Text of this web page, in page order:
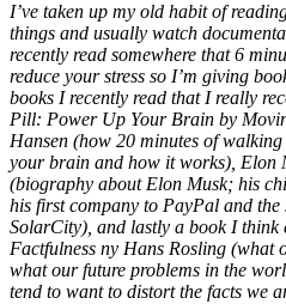
I’ve taken up my old habit of
things and usually watch
recently read somewhere that 6
reduce your stress so I’m giving
books I recently read that I really
Pill: Power Up Your Brain by
Hansen (how 20 minutes of
your brain and how it works), Elon
(biography about Elon Musk; his
his first company to PayPal and the
SolarCity), and lastly a book I think
Factfulness ny Hans Rosling (what
what our future problems in the
tend to want to distort the facts we